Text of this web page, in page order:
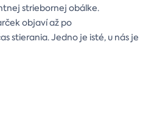
striebornej obálke.
objaví až po
stierania. Jedno je isté, u nás je